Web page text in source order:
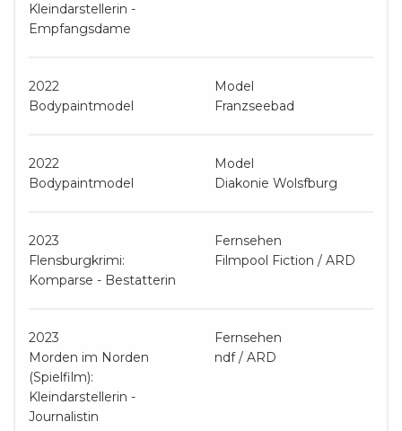
Kleindarstellerin -
Empfangsdame
2022
Model
Bodypaintmodel
Franzseebad
2022
Model
Bodypaintmodel
Diakonie Wolsfburg
2023
Fernsehen
Flensburgkrimi:
Komparse - Bestatterin
Filmpool Fiction / ARD
2023
Fernsehen
Morden im Norden
(Spielfilm):
Kleindarstellerin -
Journalistin
ndf / ARD